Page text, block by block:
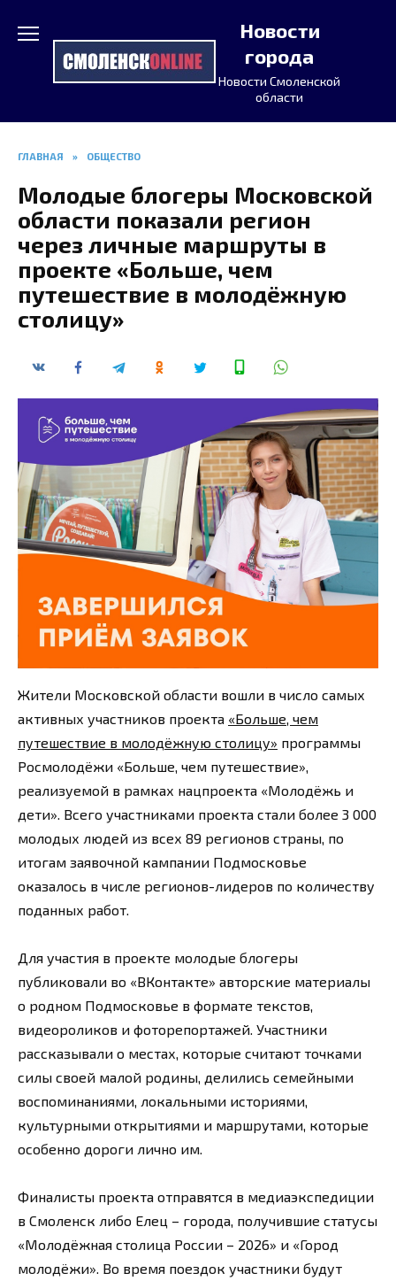
содержанию
Новости
города
Новости Смоленской
области
ГЛАВНАЯ » ОБЩЕСТВО
Молодые блогеры Московской
области показали регион
через личные маршруты в
проекте «Больше, чем
путешествие в молодёжную
столицу»
Жители Московской области вошли в число самых
активных участников проекта «Больше, чем
путешествие в молодёжную столицу» программы
Росмолодёжи «Больше, чем путешествие»,
реализуемой в рамках нацпроекта «Молодёжь и
дети». Всего участниками проекта стали более 3 000
молодых людей из всех 89 регионов страны, по
итогам заявочной кампании Подмосковье
оказалось в числе регионов-лидеров по количеству
поданных работ.
Для участия в проекте молодые блогеры
публиковали во «ВКонтакте» авторские материалы
о родном Подмосковье в формате текстов,
видеороликов и фоторепортажей. Участники
рассказывали о местах, которые считают точками
силы своей малой родины, делились семейными
воспоминаниями, локальными историями,
культурными открытиями и маршрутами, которые
особенно дороги лично им.
Финалисты проекта отправятся в медиаэкспедиции
в Смоленск либо Елец – города, получившие статусы
«Молодёжная столица России – 2026» и «Город
молодёжи». Во время поездок участники будут